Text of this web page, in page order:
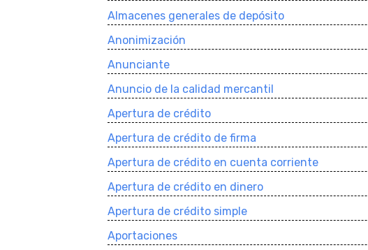
Almacenes generales de depósito
Anonimización
Anunciante
Anuncio de la calidad mercantil
Apertura de crédito
Apertura de crédito de firma
Apertura de crédito en cuenta corriente
Apertura de crédito en dinero
Apertura de crédito simple
Aportaciones